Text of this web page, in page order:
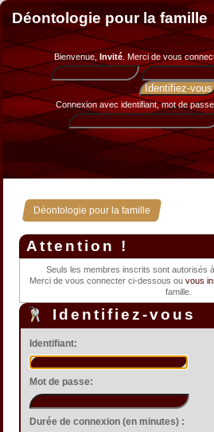
Déontologie pour la famille
Bienvenue, Invité. Merci devous
Connexion avec identifiant, mot de
Déontologie pour la famille
Attention !
Seuls les membres inscrits sont autorisés
Merci de vous connecter ci-dessous ou vous
famille.
Identifiez-vous
Identifiant:
Mot de passe:
Durée de connexion (en minutes) :